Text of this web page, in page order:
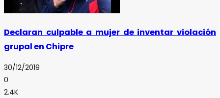
Declaran culpable a mujer de inventar violación
grupal en Chipre
30/12/2019
0
2.4K